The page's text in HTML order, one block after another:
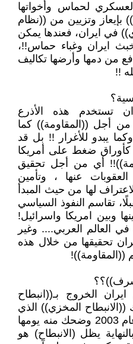
لحماس وأخواتها
بإيعاز وتزيين من ((نظام
في ايران، فعندها يمكن
ايران وغباء حماس!!،
من دمها وأرضها تكاليف
!!
تستخدم هذه الأذرع
من أجل ((المقاومة)) كما
يبدو للأغرار !! بل قد
كأوراق ضغط على أمريكا
أي من أجل تحقيق
عنها ، وتأمين
لها من حيث المبدأ
تقاسم النفوذ السياسي
وبين امريكا واسرائيل!
العالم العربي.... وغير
تحقيقها من خلال هذه
الخروج بـ((انبطاح
المخزي)) الذي
قام به العقيد معمر القذافي عام 2003 وضحك منه يومها
يظل (الانبطاح) هو